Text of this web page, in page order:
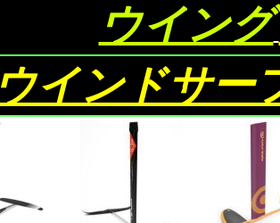
ウイング
ウインドサー